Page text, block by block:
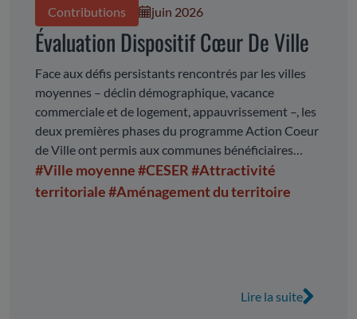
Contributions juin 2026
Évaluation Dispositif Cœur De Ville
Face aux défis persistants rencontrés par les villes
moyennes – déclin démographique, vacance
commerciale et de logement, appauvrissement –, les
deux premières phases du programme Action Coeur
de Ville ont permis aux communes bénéficiaires
d’impulser, de mettre en oeuvre et de piloter de
nombreuses actions de revitalisation de leurs
les défis persistants, ainsi que les conditions de
#Ville moyenne#CESER#Attractivité
territoriale#Aménagement du territoire
Lire la suite